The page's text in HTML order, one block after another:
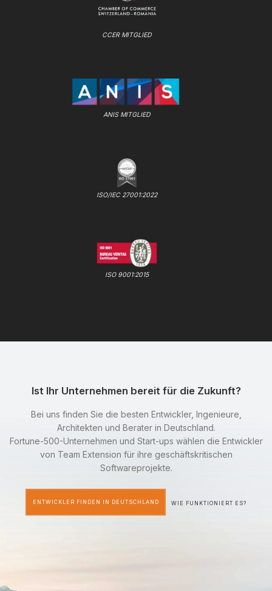
CCER MITGLIED
ANIS MITGLIED
ISO/IEC 27001:2022
ISO 9001:2015
Ist Ihr Unternehmen bereit für die Zukunft?
Bei uns finden Sie die besten Entwickler, Ingenieure,
Architekten und Berater in Deutschland.
Fortune-500-Unternehmen und Start-ups wählen die Entwickler
von Team Extension für ihre geschäftskritischen
Softwareprojekte.
ENTWICKLER FINDEN IN DEUTSCHLAND WIE FUNKTIONIERT ES?